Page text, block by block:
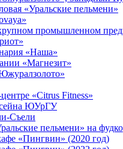
«Уральские пельмени»
промышленном
«Наша»
«Магнезит»
«Citrus Fitness»
ЮУрГУ
Съели
пельмени» на
«Пингвин» (2020 год)